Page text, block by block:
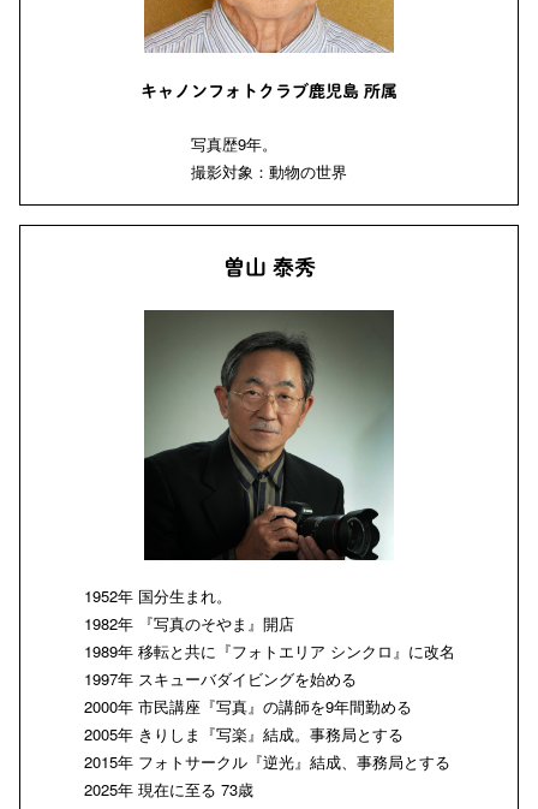
キャノンフォトクラブ鹿児島 所属
写真歴9年。
撮影対象：動物の世界
曽山 泰秀
1952年 国分生まれ。
1982年 『写真のそやま』開店
1989年 移転と共に『フォトエリア シンクロ』に改名
1997年 スキューバダイビングを始める
2000年 市民講座『写真』の講師を9年間勤める
2005年 きりしま『写楽』結成。事務局とする
2015年 フォトサークル『逆光』結成、事務局とする
2025年 現在に至る 73歳